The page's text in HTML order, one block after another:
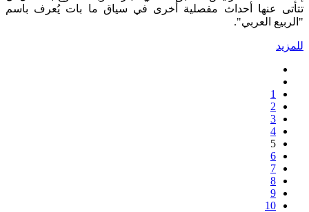
تتأتى عنها أحداث مفصلية أخرى في سياق ما بات يُعرف باسم
"الربيع العربي".
للمزيد
1
2
3
4
5
6
7
8
9
10